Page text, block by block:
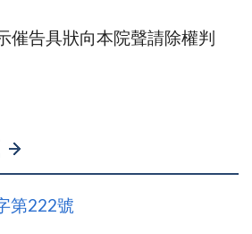
具狀向本院聲請除權判
第222號